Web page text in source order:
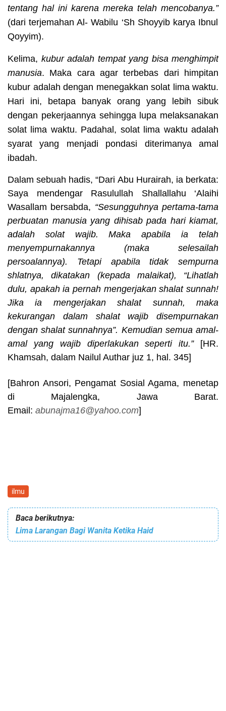
tentang hal ini karena mereka telah mencobanya.”
(dari terjemahan Al- Wabilu ‘Sh Shoyyib karya Ibnul
Qoyyim).
Kelima, kubur adalah tempat yang bisa menghimpit
manusia. Maka cara agar terbebas dari himpitan
kubur adalah dengan menegakkan solat lima waktu.
Hari ini, betapa banyak orang yang lebih sibuk
dengan pekerjaannya sehingga lupa melaksanakan
solat lima waktu. Padahal, solat lima waktu adalah
syarat yang menjadi pondasi diterimanya amal
ibadah.
Dalam sebuah hadis, “Dari Abu Hurairah, ia berkata:
Saya mendengar Rasulullah Shallallahu ‘Alaihi
Wasallam bersabda, “Sesungguhnya pertama-tama
perbuatan manusia yang dihisab pada hari kiamat,
adalah solat wajib. Maka apabila ia telah
menyempurnakannya (maka selesailah
persoalannya). Tetapi apabila tidak sempurna
shlatnya, dikatakan (kepada malaikat), “Lihatlah
dulu, apakah ia pernah mengerjakan shalat sunnah!
Jika ia mengerjakan shalat sunnah, maka
kekurangan dalam shalat wajib disempurnakan
dengan shalat sunnahnya”. Kemudian semua amal-
amal yang wajib diperlakukan seperti itu.”[HR.
Khamsah, dalam Nailul Authar juz 1, hal. 345]
[Bahron Ansori, Pengamat Sosial Agama, menetap
di Majalengka, Jawa Barat.
Email: abunajma16@yahoo.com]
ilmu
Baca berikutnya:
Lima Larangan Bagi Wanita Ketika Haid